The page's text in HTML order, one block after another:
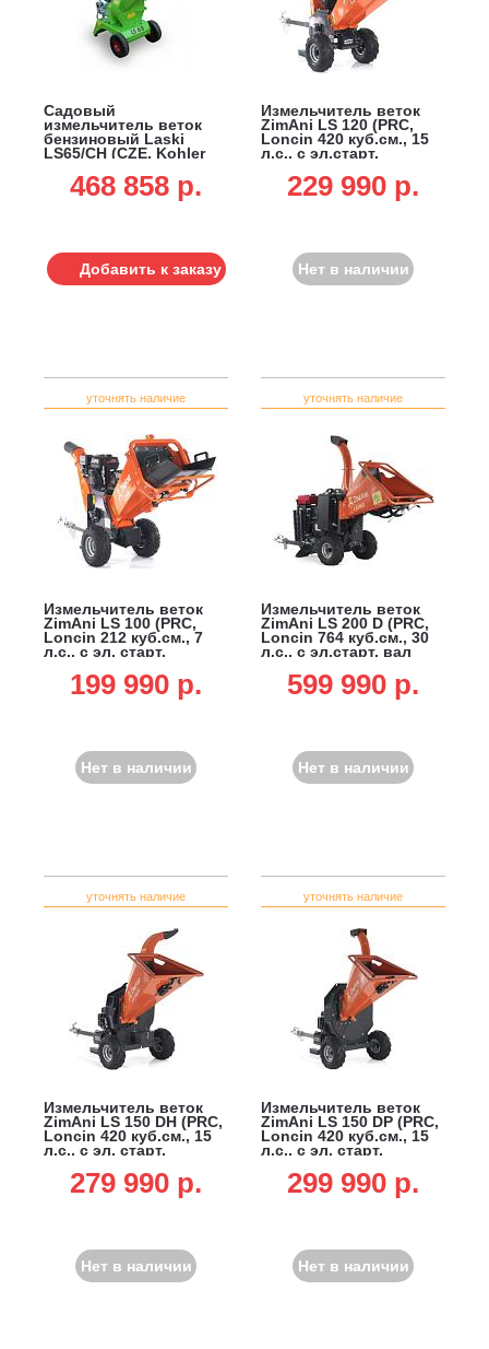
Садовый
измельчитель веток
бензиновый Laski
LS65/CH (CZE, Kohler
до 51 мм, 95 кг)
468 858 p.
Добавить к заказу
Измельчитель веток
ZimAni LS 120 (PRC,
Loncin 420 куб.см., 15
л.с., с эл.старт,
ветки до 120 мм,
одноосный прицеп, 185
229 990 p.
Нет в наличии
уточнять наличие
Измельчитель веток
ZimAni LS 100 (PRC,
Loncin 212 куб.см., 7
л.с., с эл. старт,
ветки до 100 мм,
одноосный прицеп, 130
199 990 p.
Нет в наличии
уточнять наличие
Измельчитель веток
ZimAni LS 200 D (PRC,
Loncin 764 куб.см., 30
л.с., с эл.старт, вал
ветки до 200 мм,
одноосный прицеп, 415
599 990 p.
Нет в наличии
уточнять наличие
Измельчитель веток
ZimAni LS 150 DH (PRC,
Loncin 420 куб.см., 15
л.с., с эл. старт,
100 мм, повор. желоб,
одноосный прицеп, 250
279 990 p.
Нет в наличии
уточнять наличие
Измельчитель веток
ZimAni LS 150 DP (PRC,
Loncin 420 куб.см., 15
л.с., с эл. старт,
100 мм, одноосный
прицеп, 285 кг)
299 990 p.
Нет в наличии